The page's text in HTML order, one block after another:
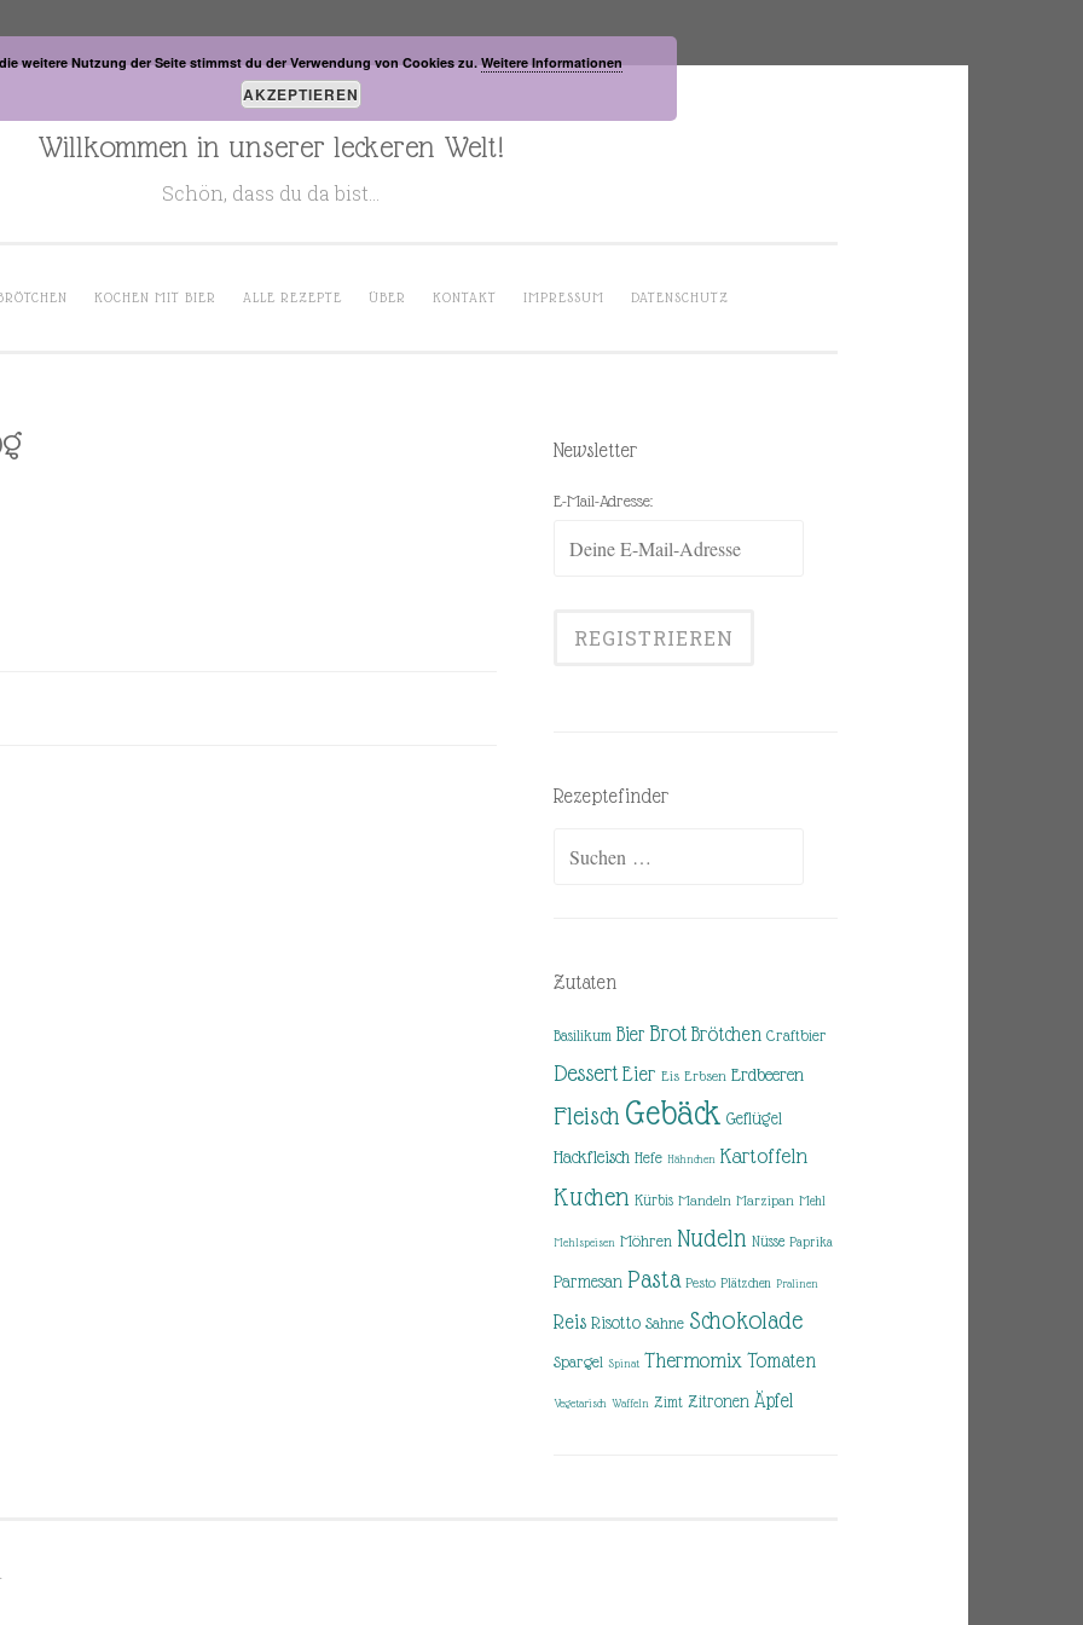
Willkommen in unserer leckeren Welt!
Schön, dass du da bist…
KOCHEN MIT BIER ALLE REZEPTE ÜBER KONTAKT IMPRESSUM DATENSCHUTZ
Newsletter
E-Mail-Adresse:
Rezeptefinder
Zutaten
Basilikum Bier Brot Brötchen Craftbier
Dessert Eier Eis Erbsen Erdbeeren
Fleisch Gebäck Geflügel
Hackfleisch Hefe Hähnchen Kartoffeln
Kuchen Kürbis Mandeln Marzipan Mehl
Mehlspeisen Möhren Nudeln Nüsse Paprika
Parmesan Pasta Pesto Plätzchen Pralinen
Reis Risotto Sahne Schokolade
Spargel Spinat Thermomix Tomaten
Vegetarisch Waffeln Zimt Zitronen Äpfel
weitere Nutzung der Seite stimmst du der Verwendung von Cookies zu. Weitere Informationen
AKZEPTIEREN